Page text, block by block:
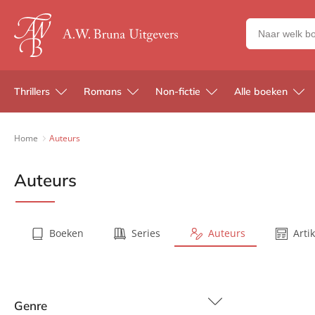
Zoeken
naar
en
uitgevers
Thrillers Romans Non-fictie Alle boeken
Home Auteurs
Auteurs
Boeken Series Auteurs
Genre